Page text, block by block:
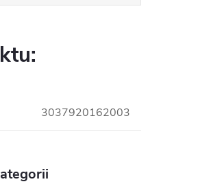
3037920162003